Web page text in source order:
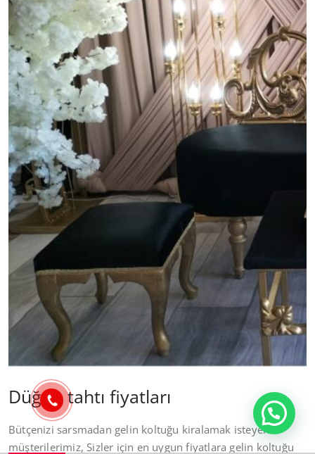
Düğün tahtı fiyatları
Bütçenizi sarsmadan gelin koltuğu kiralamak isteyen
müşterilerimiz, Sizler için en uygun fiyatlara gelin koltuğu